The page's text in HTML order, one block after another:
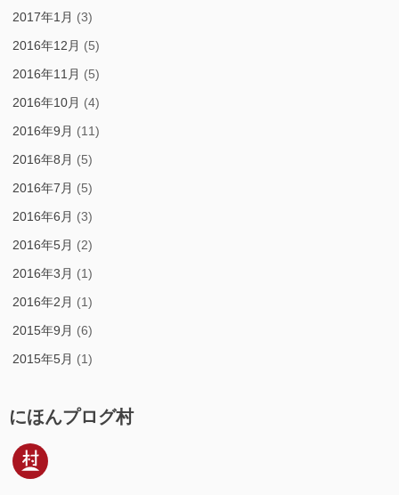
2017年1月 (3)
2016年12月 (5)
2016年11月 (5)
2016年10月 (4)
2016年9月 (11)
2016年8月 (5)
2016年7月 (5)
2016年6月 (3)
2016年5月 (2)
2016年3月 (1)
2016年2月 (1)
2015年9月 (6)
2015年5月 (1)
にほんプログ村